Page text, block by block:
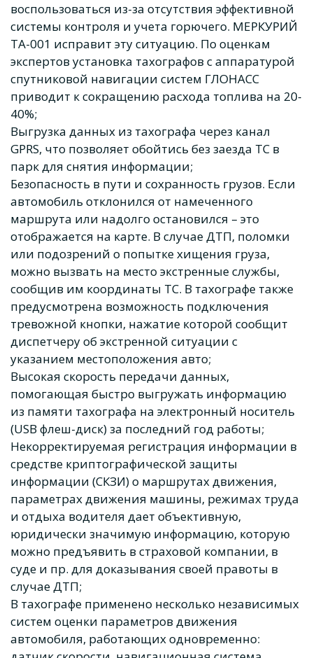
воспользоваться из-за отсутствия эффективной
системы контроля и учета горючего. МЕРКУРИЙ
ТА-001 исправит эту ситуацию. По оценкам
экспертов установка тахографов с аппаратурой
спутниковой навигации систем ГЛОНАСС
приводит к сокращению расхода топлива на 20-
40%;
Выгрузка данных из тахографа через канал
GPRS, что позволяет обойтись без заезда ТС в
парк для снятия информации;
Безопасность в пути и сохранность грузов. Если
автомобиль отклонился от намеченного
маршрута или надолго остановился – это
отображается на карте. В случае ДТП, поломки
или подозрений о попытке хищения груза,
можно вызвать на место экстренные службы,
сообщив им координаты ТС. В тахографе также
предусмотрена возможность подключения
тревожной кнопки, нажатие которой сообщит
диспетчеру об экстренной ситуации с
указанием местоположения авто;
Высокая скорость передачи данных,
помогающая быстро выгружать информацию
из памяти тахографа на электронный носитель
(USB флеш-диск) за последний год работы;
Некорректируемая регистрация информации в
средстве криптографической защиты
информации (СКЗИ) о маршрутах движения,
параметрах движения машины, режимах труда
и отдыха водителя дает объективную,
юридически значимую информацию, которую
можно предъявить в страховой компании, в
суде и пр. для доказывания своей правоты в
случае ДТП;
В тахографе применено несколько независимых
систем оценки параметров движения
автомобиля, работающих одновременно: